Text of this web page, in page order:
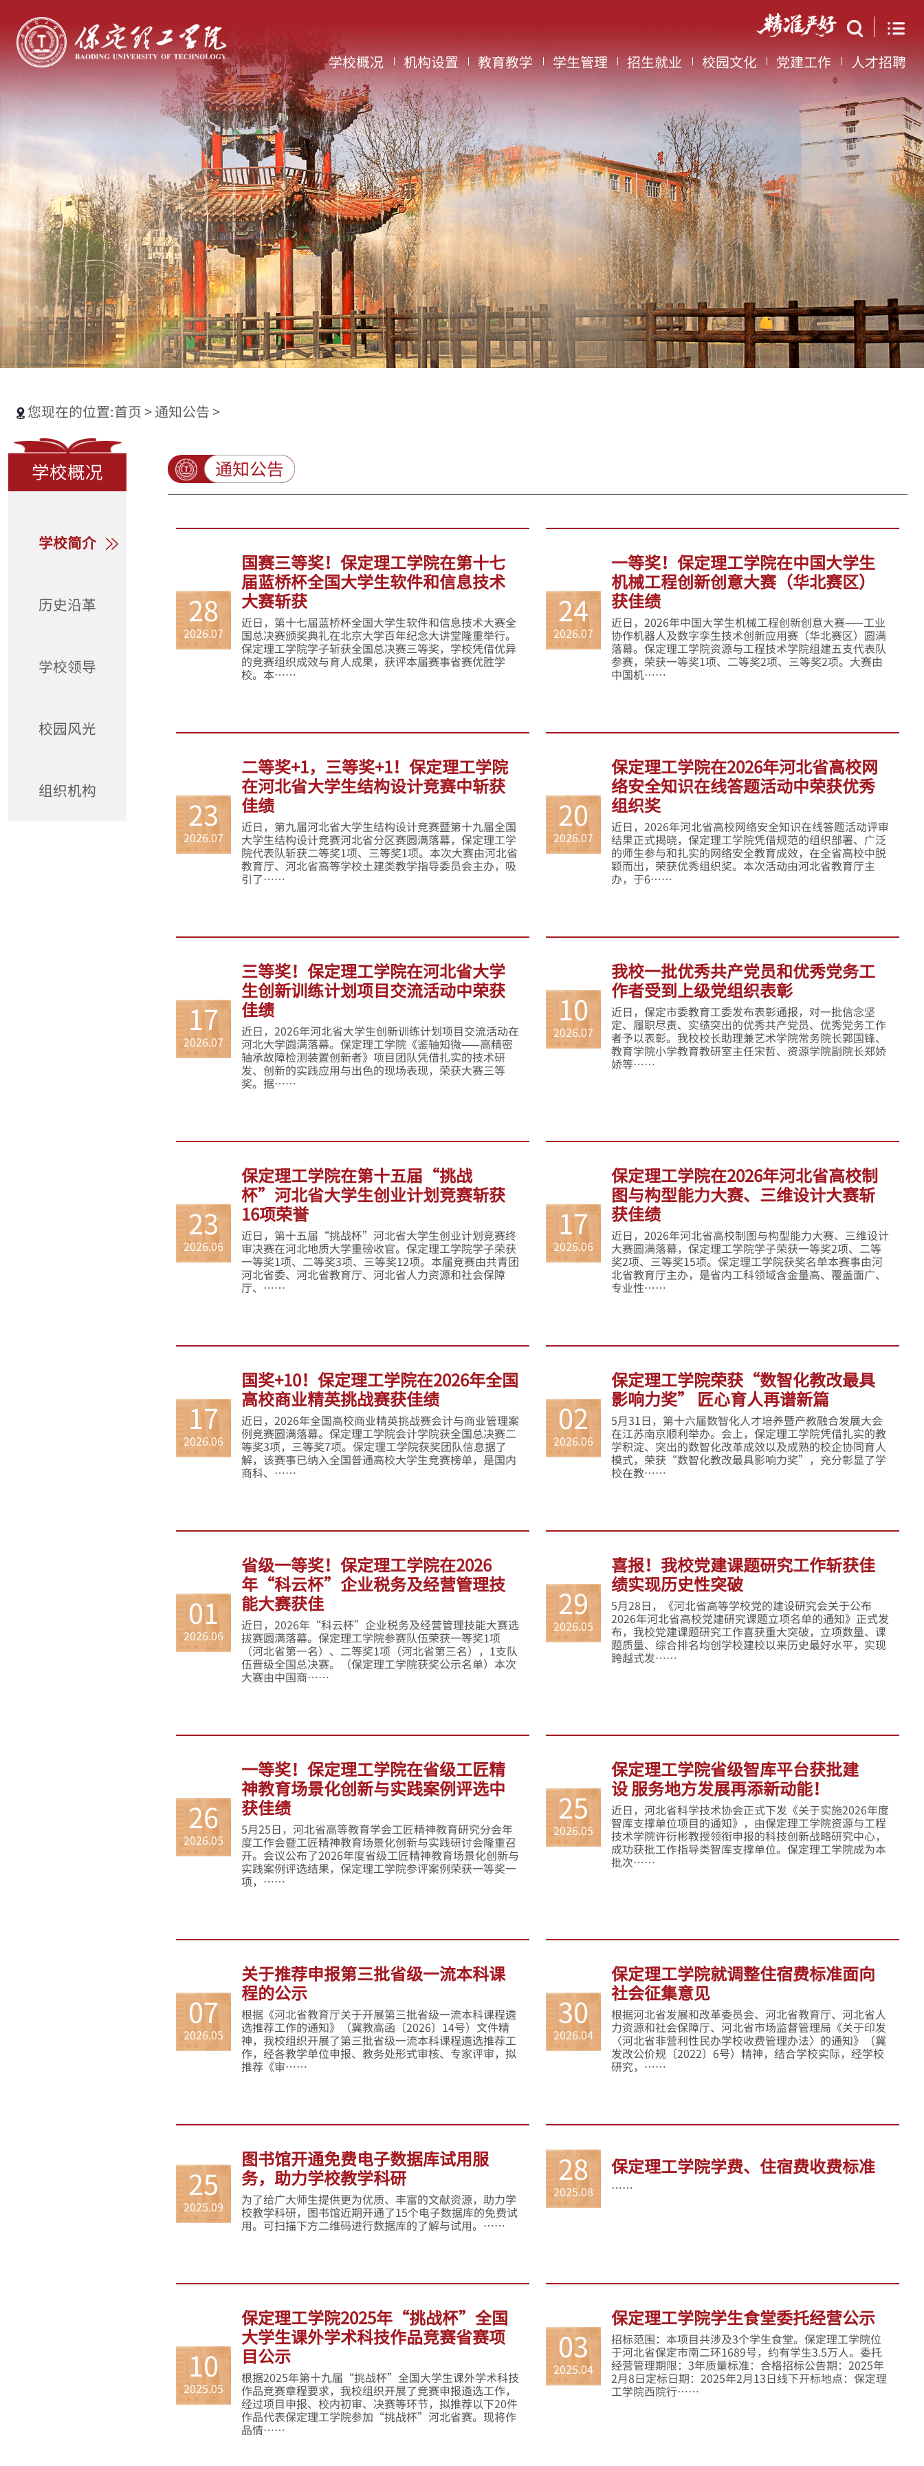
学校概况 机构设置 教育教学 学生管理 招生就业 校园文化 党建工作 人才招聘
您现在的位置:首页 > 通知公告 >
学校概况
学校简介
历史沿革
学校领导
校园风光
组织机构
通知公告
28
2026.07
国赛三等奖！保定理工学院在第十七
届蓝桥杯全国大学生软件和信息技术
大赛斩获
近日，第十七届蓝桥杯全国大学生软件和信息技术大赛全
国总决赛颁奖典礼在北京大学百年纪念大讲堂隆重举行。
保定理工学院学子斩获全国总决赛三等奖，学校凭借优异
的竞赛组织成效与育人成果，获评本届赛事省赛优胜学
校。本……
24
2026.07
一等奖！保定理工学院在中国大学生
机械工程创新创意大赛（华北赛区）
获佳绩
近日，2026年中国大学生机械工程创新创意大赛——工业
协作机器人及数字孪生技术创新应用赛（华北赛区）圆满
落幕。保定理工学院资源与工程技术学院组建五支代表队
参赛，荣获一等奖1项、二等奖2项、三等奖2项。大赛由
中国机……
23
2026.07
二等奖+1，三等奖+1！保定理工学院
在河北省大学生结构设计竞赛中斩获
佳绩
近日，第九届河北省大学生结构设计竞赛暨第十九届全国
大学生结构设计竞赛河北省分区赛圆满落幕，保定理工学
院代表队斩获二等奖1项、三等奖1项。本次大赛由河北省
教育厅、河北省高等学校土建类教学指导委员会主办，吸
引了……
20
2026.07
保定理工学院在2026年河北省高校网
络安全知识在线答题活动中荣获优秀
组织奖
近日，2026年河北省高校网络安全知识在线答题活动评审
结果正式揭晓，保定理工学院凭借规范的组织部署、广泛
的师生参与和扎实的网络安全教育成效，在全省高校中脱
颖而出，荣获优秀组织奖。本次活动由河北省教育厅主
办，于6……
17
2026.07
三等奖！保定理工学院在河北省大学
生创新训练计划项目交流活动中荣获
佳绩
近日，2026年河北省大学生创新训练计划项目交流活动在
河北大学圆满落幕。保定理工学院《鉴轴知微——高精密
轴承故障检测装置创新者》项目团队凭借扎实的技术研
发、创新的实践应用与出色的现场表现，荣获大赛三等
奖。据……
10
2026.07
我校一批优秀共产党员和优秀党务工
作者受到上级党组织表彰
近日，保定市委教育工委发布表彰通报，对一批信念坚
定、履职尽责、实绩突出的优秀共产党员、优秀党务工作
者予以表彰。我校校长助理兼艺术学院常务院长郭国锋、
教育学院小学教育教研室主任宋哲、资源学院副院长郑娇
娇等……
23
2026.06
保定理工学院在第十五届“挑战
杯”河北省大学生创业计划竞赛斩获
16项荣誉
近日，第十五届“挑战杯”河北省大学生创业计划竞赛终
审决赛在河北地质大学重磅收官。保定理工学院学子荣获
一等奖1项、二等奖3项、三等奖12项。本届竞赛由共青团
河北省委、河北省教育厅、河北省人力资源和社会保障
厅、……
17
2026.06
保定理工学院在2026年河北省高校制
图与构型能力大赛、三维设计大赛斩
获佳绩
近日，2026年河北省高校制图与构型能力大赛、三维设计
大赛圆满落幕，保定理工学院学子荣获一等奖2项、二等
奖2项、三等奖15项。保定理工学院获奖名单本赛事由河
北省教育厅主办，是省内工科领域含金量高、覆盖面广、
专业性……
17
2026.06
国奖+10！保定理工学院在2026年全国
高校商业精英挑战赛获佳绩
近日，2026年全国高校商业精英挑战赛会计与商业管理案
例竞赛圆满落幕。保定理工学院会计学院获全国总决赛二
等奖3项，三等奖7项。保定理工学院获奖团队信息据了
解，该赛事已纳入全国普通高校大学生竞赛榜单，是国内
商科、……
02
2026.06
保定理工学院荣获“数智化教改最具
影响力奖” 匠心育人再谱新篇
5月31日，第十六届数智化人才培养暨产教融合发展大会
在江苏南京顺利举办。会上，保定理工学院凭借扎实的教
学积淀、突出的数智化改革成效以及成熟的校企协同育人
模式，荣获“数智化教改最具影响力奖”，充分彰显了学
校在教……
01
2026.06
省级一等奖！保定理工学院在2026
年“科云杯”企业税务及经营管理技
能大赛获佳
近日，2026年“科云杯”企业税务及经营管理技能大赛选
拔赛圆满落幕。保定理工学院参赛队伍荣获一等奖1项
（河北省第一名）、二等奖1项（河北省第三名），1支队
伍晋级全国总决赛。（保定理工学院获奖公示名单）本次
大赛由中国商……
29
2026.05
喜报！我校党建课题研究工作斩获佳
绩实现历史性突破
5月28日，《河北省高等学校党的建设研究会关于公布
2026年河北省高校党建研究课题立项名单的通知》正式发
布，我校党建课题研究工作喜获重大突破，立项数量、课
题质量、综合排名均创学校建校以来历史最好水平，实现
跨越式发……
26
2026.05
一等奖！保定理工学院在省级工匠精
神教育场景化创新与实践案例评选中
获佳绩
5月25日，河北省高等教育学会工匠精神教育研究分会年
度工作会暨工匠精神教育场景化创新与实践研讨会隆重召
开。会议公布了2026年度省级工匠精神教育场景化创新与
实践案例评选结果，保定理工学院参评案例荣获一等奖一
项，……
25
2026.05
保定理工学院省级智库平台获批建
设 服务地方发展再添新动能！
近日，河北省科学技术协会正式下发《关于实施2026年度
智库支撑单位项目的通知》，由保定理工学院资源与工程
技术学院许衍彬教授领衔申报的科技创新战略研究中心，
成功获批工作指导类智库支撑单位。保定理工学院成为本
批次……
07
2026.05
关于推荐申报第三批省级一流本科课
程的公示
根据《河北省教育厅关于开展第三批省级一流本科课程遴
选推荐工作的通知》（冀教高函〔2026〕14号）文件精
神，我校组织开展了第三批省级一流本科课程遴选推荐工
作，经各教学单位申报、教务处形式审核、专家评审，拟
推荐《审……
30
2026.04
保定理工学院就调整住宿费标准面向
社会征集意见
根据河北省发展和改革委员会、河北省教育厅、河北省人
力资源和社会保障厅、河北省市场监督管理局《关于印发
〈河北省非营利性民办学校收费管理办法〉的通知》（冀
发改公价规〔2022〕6号）精神，结合学校实际，经学校
研究，……
25
2025.09
图书馆开通免费电子数据库试用服
务，助力学校教学科研
为了给广大师生提供更为优质、丰富的文献资源，助力学
校教学科研，图书馆近期开通了15个电子数据库的免费试
用。可扫描下方二维码进行数据库的了解与试用。……
28
2025.08
保定理工学院学费、住宿费收费标准
……
10
2025.05
保定理工学院2025年“挑战杯”全国
大学生课外学术科技作品竞赛省赛项
目公示
根据2025年第十九届“挑战杯”全国大学生课外学术科技
作品竞赛章程要求，我校组织开展了竞赛申报遴选工作，
经过项目申报、校内初审、决赛等环节，拟推荐以下20件
作品代表保定理工学院参加“挑战杯”河北省赛。现将作
品情……
03
2025.04
保定理工学院学生食堂委托经营公示
招标范围：本项目共涉及3个学生食堂。保定理工学院位
于河北省保定市南二环1689号，约有学生3.5万人。委托
经营管理期限：3年质量标准：合格招标公告期：2025年
2月8日定标日期：2025年2月13日线下开标地点：保定理
工学院西院行……